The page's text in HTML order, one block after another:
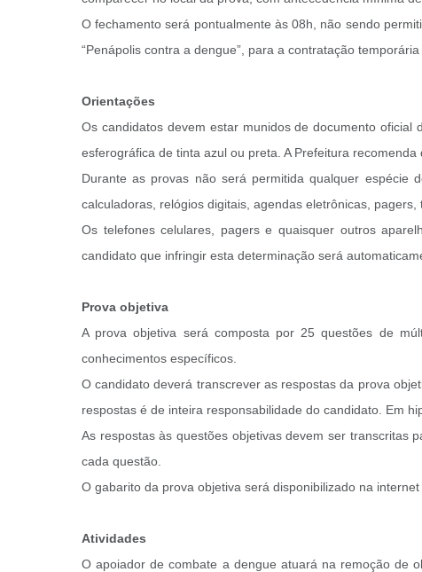
O fechamento será pontualmente às 08h, não sendo
“Penápolis contra a dengue”, para a contratação
Orientações
Os candidatos devem estar munidos de documento
esferográfica de tinta azul ou preta. A Prefeitura
Durante as provas não será permitida qualquer espécie
calculadoras, relógios digitais, agendas eletrônicas,
Os telefones celulares, pagers e quaisquer outros
candidato que infringir esta determinação será
Prova objetiva
A prova objetiva será composta por 25 questões de
conhecimentos específicos.
O candidato deverá transcrever as respostas da prova
respostas é de inteira responsabilidade do candidato. Em
As respostas às questões objetivas devem ser transcritas
cada questão.
O gabarito da prova objetiva será disponibilizado na
Atividades
O apoiador de combate a dengue atuará na remoção de